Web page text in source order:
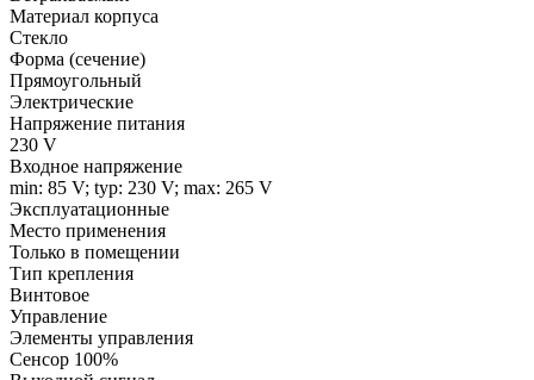
Материал корпуса
Стекло
Форма (сечение)
Прямоугольный
Электрические
Напряжение питания
230 V
Входное напряжение
min: 85 V; typ: 230 V; max: 265 V
Эксплуатационные
Место применения
Только в помещении
Тип крепления
Винтовое
Управление
Элементы управления
Сенсор 100%